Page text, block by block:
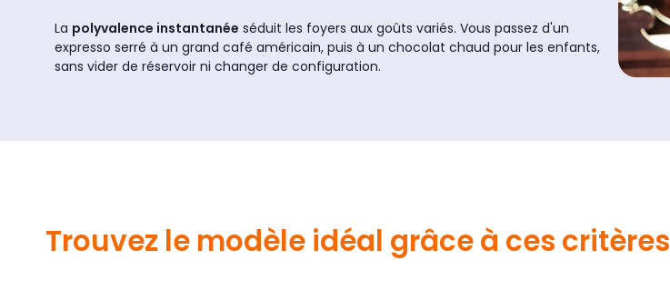
La polyvalence instantanée séduit les foyers aux goûts variés. Vous passez d'un
expresso serré à un grand café américain, puis à un chocolat chaud pour les enfants,
sans vider de réservoir ni changer de configuration.
Trouvez le modèle idéal grâce à ces critères